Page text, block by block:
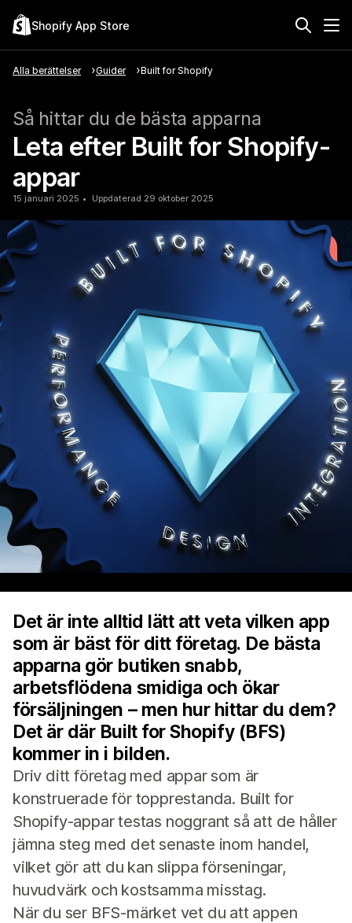
Shopify App Store
Alla berättelser Guider Built for Shopify
Så hittar du de bästa apparna
Leta efter Built for Shopify-
appar
15 januari 2025 Uppdaterad 29 oktober 2025
Det är inte alltid lätt att veta vilken app
som är bäst för ditt företag. De bästa
apparna gör butiken snabb,
arbetsflödena smidiga och ökar
försäljningen – men hur hittar du dem?
Det är där Built for Shopify (BFS)
kommer in i bilden.
Driv ditt företag med appar som är
konstruerade för topprestanda. Built for
Shopify-appar testas noggrant så att de håller
jämna steg med det senaste inom handel,
vilket gör att du kan slippa förseningar,
huvudvärk och kostsamma misstag.
När du ser BFS-märket vet du att appen